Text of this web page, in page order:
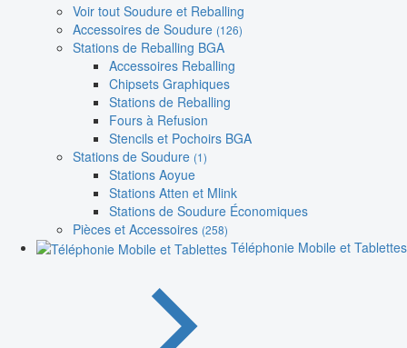
Voir tout Soudure et Reballing
Accessoires de Soudure (126)
Stations de Reballing BGA
Accessoires Reballing
Chipsets Graphiques
Stations de Reballing
Fours à Refusion
Stencils et Pochoirs BGA
Stations de Soudure (1)
Stations Aoyue
Stations Atten et Mlink
Stations de Soudure Économiques
Pièces et Accessoires (258)
Téléphonie Mobile et Tablettes